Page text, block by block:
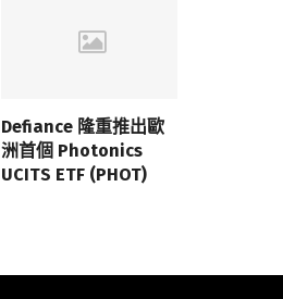
Defiance 隆重推出歐
洲首個 Photonics
UCITS ETF (PHOT)